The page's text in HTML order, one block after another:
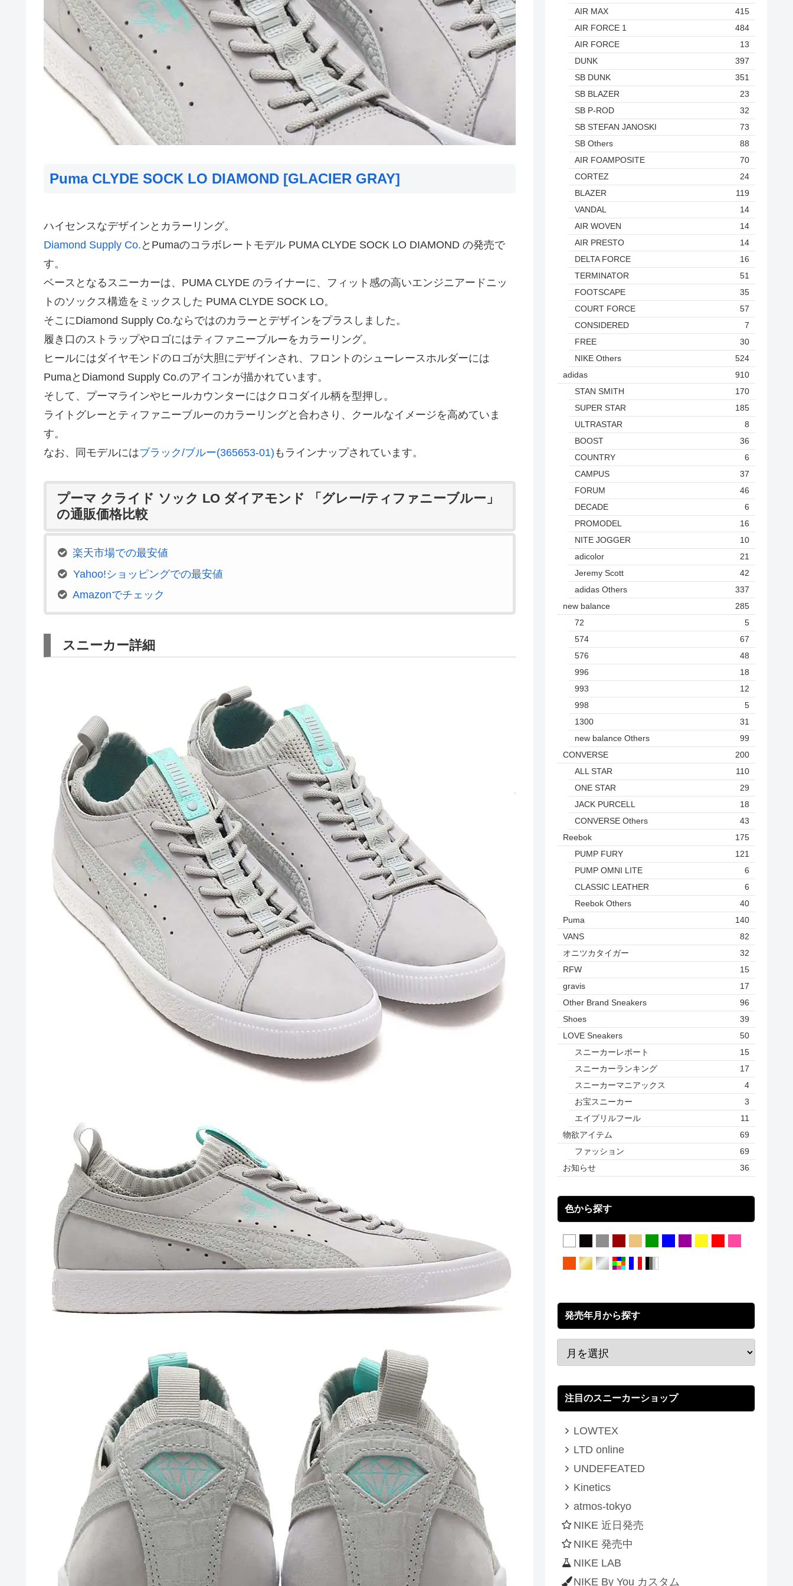
Puma CLYDE SOCK LO DIAMOND [GLACIER GRAY]
ハイセンスなデザインとカラーリング。
Diamond Supply Co. とPumaのコラボレートモデル PUMA CLYDE SOCK LO DIAMOND の発売で
す。
ベースとなるスニーカーは、PUMA CLYDE のライナーに、フィット感の高いエンジニアードニッ
トのソックス構造をミックスした PUMA CLYDE SOCK LO。
そこにDiamond Supply Co.ならではのカラーとデザインをプラスしました。
履き口のストラップやロゴにはティファニーブルーをカラーリング。
ヒールにはダイヤモンドのロゴが大胆にデザインされ、フロントのシューレースホルダーには
PumaとDiamond Supply Co.のアイコンが描かれています。
そして、プーマラインやヒールカウンターにはクロコダイル柄を型押し。
ライトグレーとティファニーブルーのカラーリングと合わさり、クールなイメージを高めていま
す。
なお、同モデルにはブラック/ブルー(365653-01) もラインナップされています。
プーマ クライド ソック LO ダイアモンド 「グレー/ティファニーブルー」
の通販価格比較
楽天市場での最安値
Yahoo!ショッピングでの最安値
Amazonでチェック
スニーカー詳細
AIR MAX
415
AIR FORCE 1
484
AIR FORCE
13
DUNK
397
SB DUNK
351
SB BLAZER
23
SB P-ROD
32
SB STEFAN JANOSKI
73
SB Others
88
AIR FOAMPOSITE
70
CORTEZ
24
BLAZER
119
VANDAL
14
AIR WOVEN
14
AIR PRESTO
14
DELTA FORCE
16
TERMINATOR
51
FOOTSCAPE
35
COURT FORCE
57
CONSIDERED
7
FREE
30
NIKE Others
524
adidas
910
STAN SMITH
170
SUPER STAR
185
ULTRASTAR
8
BOOST
36
COUNTRY
6
CAMPUS
37
FORUM
46
DECADE
6
PROMODEL
16
NITE JOGGER
10
adicolor
21
Jeremy Scott
42
adidas Others
337
new balance
285
72
5
574
67
576
48
996
18
993
12
998
5
1300
31
new balance Others
99
CONVERSE
200
ALL STAR
110
ONE STAR
29
JACK PURCELL
18
CONVERSE Others
43
Reebok
175
PUMP FURY
121
PUMP OMNI LITE
6
CLASSIC LEATHER
6
Reebok Others
40
Puma
140
VANS
82
オニツカタイガー
32
RFW
15
gravis
17
Other Brand Sneakers
96
Shoes
39
LOVE Sneakers
50
スニーカーレポート
15
スニーカーランキング
17
スニーカーマニアックス
4
お宝スニーカー
3
エイプリルフール
11
物欲アイテム
69
ファッション
69
お知らせ
36
色から探す
発売年月から探す
注目のスニーカーショップ
LOWTEX
LTD online
UNDEFEATED
Kinetics
atmos-tokyo
NIKE 近日発売
NIKE 発売中
NIKE LAB
NIKE By You カスタム